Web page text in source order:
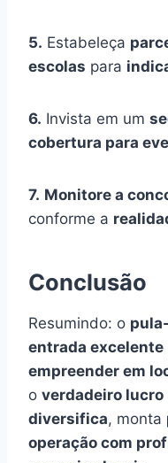
5. Estabeleça
escolas para
6. Invista em um
cobertura para
7. Monitore a
conforme a
Conclusão
Resumindo: o
entrada excelente
empreender em
o verdadeiro lucro
diversifica, monta
operação com